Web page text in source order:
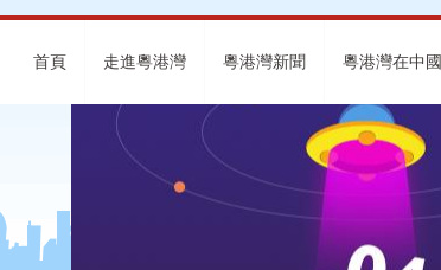
首頁 走進粵港灣 粵港灣新聞 粵港灣在中國